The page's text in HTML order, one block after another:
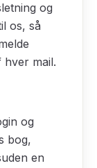
og
os, så
hver mail.
og
bog,
en